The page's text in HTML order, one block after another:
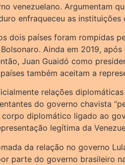
venezuelano. Argumentam
enfraqueceu as instituições
dois países foram rompidas
Ainda em 2019, após
Juan Guaidó como
também aceitam a
relações
do governo chavista
corpo diplomático ligado ao
legítima da
da relação no governo
parte do governo brasileiro